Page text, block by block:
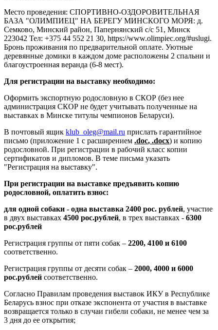
Место проведения: СПОРТИВНО-ОЗДОРОВИТЕЛЬНАЯ
БАЗА "ОЛИМПИЕЦ" НА БЕРЕГУ МИНСКОГО МОРЯ: д.
Семково, Минский район, Папернянский с/с 51, Минск
223042 Тел: +375 44 552 21 30, https://www.olimpiec.org/#uslugi.
Бронь проживания по предварительной оплате. Уютные
деревянные домики в каждом доме расположены 2 спальни и
благоустроенная веранда (6-8 мест).
Для регистрации на выставку необходимо:
Оформить экспортную родословную в СКОР (без нее
администрация СКОР не будет учитывать полученные на
выставках в Минске титулы чемпионов Беларуси).
В почтовый ящик klub_oleg@mail.ru прислать гарантийное
письмо (приложение 1 с расширением .doc, .docx) и копию
родословной. При регистрации в рабочий класс копии
сертификатов и дипломов. В теме письма указать
"Регистрация на выставку".
При регистрации на выставке предъявить копию
родословной, оплатить взнос:
для одной собаки - одна выставка 2400 рос. рублей, участие
в двух выставках 4500 рос.рублей, в трех выставках - 6300
рос.рублей
Регистрация группы от пяти собак – 2200, 4100 и 6100
соответственно.
Регистрация группы от десяти собак – 2000, 4000 и 6000
рос.рублей соответственно.
Согласно Правилам проведения выставок ИКУ в Республике
Беларусь взнос при отказе экспонента от участия в выставке
возвращается только в случаи гибели собаки, не менее чем за
3 дня до ее открытия;